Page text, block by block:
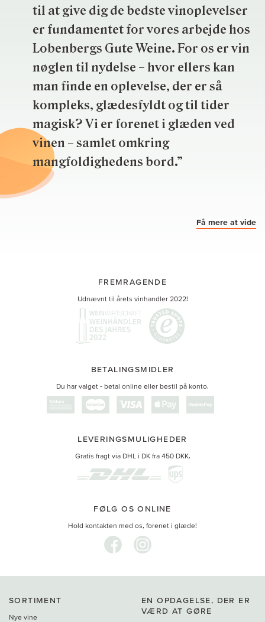
til at give dig de bedste vinoplevelser
er fundamentet for vores arbejde hos
Lobenbergs Gute Weine. For os er vin
nøglen til nydelse – hvor ellers kan
man finde en oplevelse, der er så
kompleks, glædesfyldt og til tider
magisk? Vi er forenet i glæden ved
vinen – samlet omkring
mangfoldighedens bord.”
Få mere at vide
FREMRAGENDE
Udnævnt til årets vinhandler 2022!
BETALINGSMIDLER
Du har valget - betal online eller bestil på konto.
LEVERINGSMULIGHEDER
Gratis fragt via DHL i DK fra 450 DKK.
FØLG OS ONLINE
Hold kontakten med os, forenet i glæde!
SORTIMENT
Nye vine
EN OPDAGELSE, DER ER
VÆRD AT GØRE